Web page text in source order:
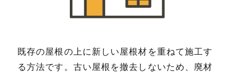
既存の屋根の上に新しい屋根材を重ねて施工す
る方法です。古い屋根を撤去しないため、廃材